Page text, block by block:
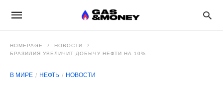
HOMEPAGE
НОВОСТИ
БРАЗИЛИЯ УВЕЛИЧИТ ДОБЫЧУ НЕФТИ НА 10%
В МИРЕ НЕФТЬ НОВОСТИ